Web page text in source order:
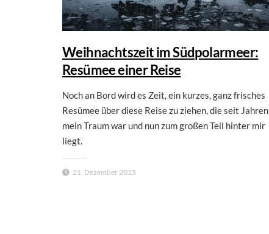
Weihnachtszeit im Südpolarmeer:
Resümee einer Reise
Noch an Bord wird es Zeit, ein kurzes, ganz frisches
Resümee über diese Reise zu ziehen, die seit Jahren
mein Traum war und nun zum großen Teil hinter mir
liegt.
21. Dezember 2015